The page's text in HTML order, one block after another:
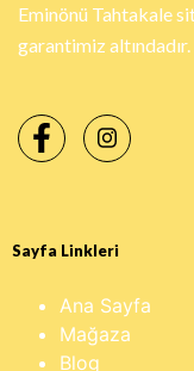
Eminönü Tahtakale
garantimiz altındadır.
Sayfa Linkleri
Ana Sayfa
Mağaza
Blog